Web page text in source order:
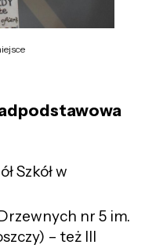
Szkół w
nr 5 im.
– też III